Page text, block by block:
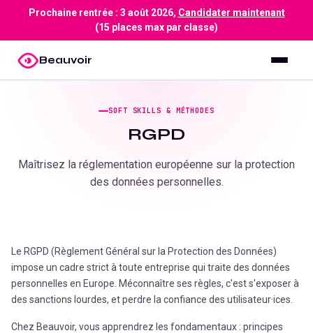
Prochaine rentrée : 3 août 2026, Candidater maintenant
(15 places max par classe)
Beauvoir
SOFT SKILLS & MÉTHODES
RGPD
Maîtrisez la réglementation européenne sur la protection
des données personnelles.
Le RGPD (Règlement Général sur la Protection des Données)
impose un cadre strict à toute entreprise qui traite des données
personnelles en Europe. Méconnaître ses règles, c'est s'exposer à
des sanctions lourdes, et perdre la confiance des utilisateur·ices.
Chez Beauvoir, vous apprendrez les fondamentaux : principes